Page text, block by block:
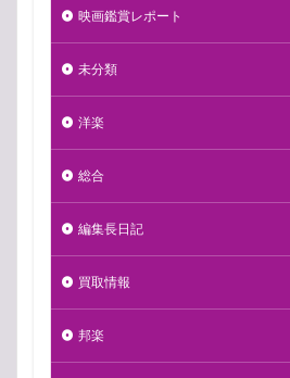
映画鑑賞レポート
未分類
洋楽
総合
編集長日記
買取情報
邦楽